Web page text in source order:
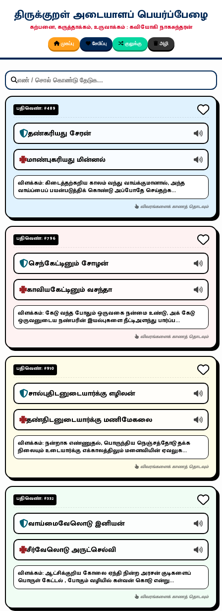
திருக்குறள் அடையாளப் பெயர்ப்பேழை
கற்பனை, கருத்தாக்கம், உருவாக்கம் : கவியோகி நாகசுந்தரன்
முகப்பு சேமிப்பு குலுக்கு அழி
பதிவெண்: #489
தண்கரியது சேரன்
மாண்புகரியது மின்னல்
விளக்கம்:கிடைத்தற்கறிய காலம் வந்து வாய்க்குமானால், அந்த
வாய்ப்பைப் பயன்படுத்திக் கொண்டு அப்போதே செய்தற்க...
விவரங்களைக் காணத் தொடவும்
பதிவெண்: #796
செந்கேட்டினும் சோழன்
காவியகேட்டினும் வசந்தா
விளக்கம்: கேடு வந்த போதும் ஒருவகை நன்மை உண்டு, அக் கேடு
ஒருவனுடைய நண்பரின் இயல்புகளை நீட்டிஅளந்து பார்ப்ப...
விவரங்களைக் காணத் தொடவும்
பதிவெண்: #910
சால்புதிடனுடையார்க்கு எழிலன்
தண்திடனுடையார்க்கு மணிமேகலை
விளக்கம்:நன்றாக எண்ணுதல், பொருந்திய நெஞ்சத்தோடு தக்க
நிலையும் உடையார்க்கு எக்காலத்திலும் மனைவியின் ஏவலுக...
விவரங்களைக் காணத் தொடவும்
பதிவெண்: #552
வாய்மைவேலொடு இனியன்
சீர்வேலொடு அருட்செல்வி
விளக்கம்:ஆட்சிக்குறிய கோலை ஏந்தி நின்ற அரசன் குடிகளைப்
பொருள் கேட்டல் , போகும் வழியில் கள்வன் கொடு என்று...
விவரங்களைக் காணத் தொடவும்